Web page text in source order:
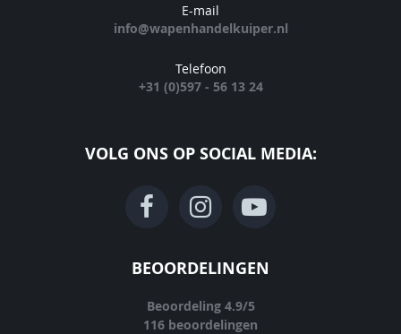
E-mail
info@wapenhandelkuiper.nl
Telefoon
+31 (0)597 - 56 13 24
VOLG ONS OP SOCIAL MEDIA:
BEOORDELINGEN
Beoordeling 4.9/5
116 beoordelingen